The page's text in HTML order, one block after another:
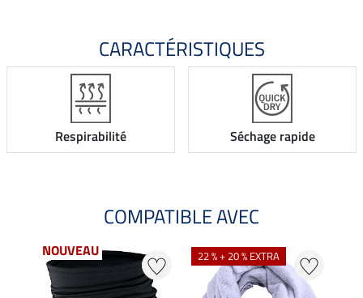
CARACTÉRISTIQUES
Respirabilité Séchage rapide
COMPATIBLE AVEC
NOUVEAU 22 % + 20 % EXTRA